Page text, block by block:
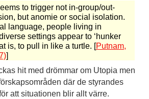
to trigger not in-group/out-
but anomie or social isolation.
language, people living in
settings appear to ‘hunker
is, to pull in like a turtle. [Putnam,
]
hit med drömmar om Utopia men
där de styrandes
att situationen blir allt värre.